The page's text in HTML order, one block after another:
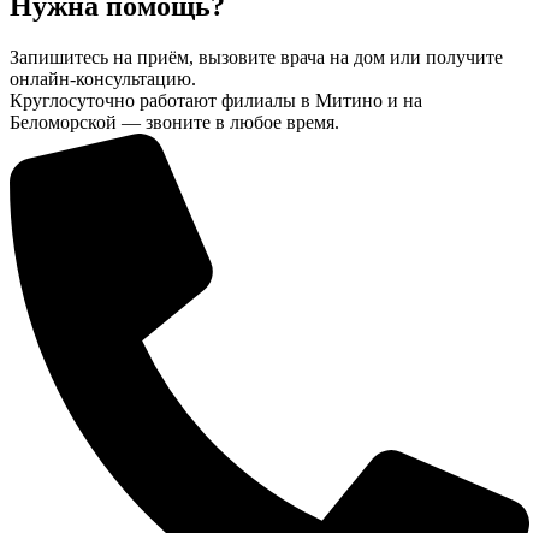
Запишитесь на приём, вызовите врача на дом или получите
онлайн-консультацию.
Круглосуточно работают филиалы в Митино и на
Беломорской — звоните в любое время.